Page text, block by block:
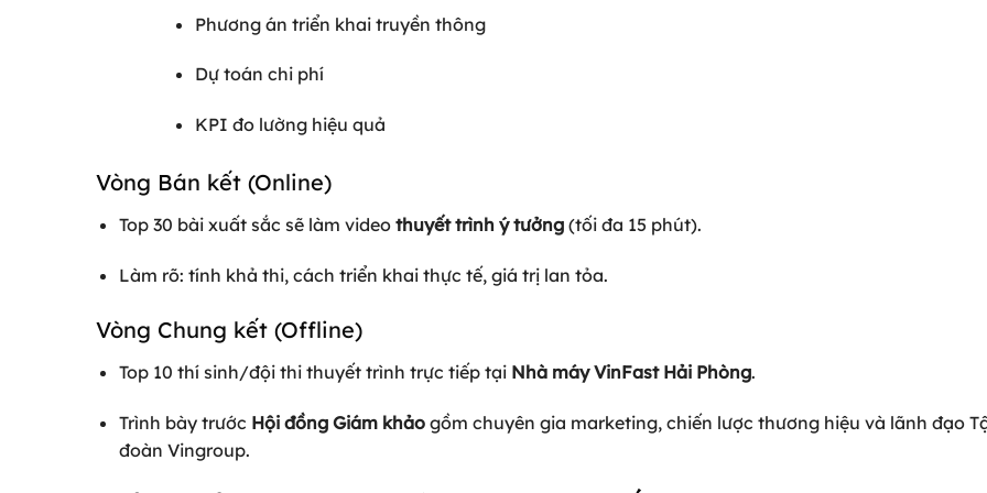
Phương án triển khai truyền thông
Dự toán chi phí
KPI đo lường hiệu quả
Vòng Bán kết (Online)
Top 30 bài xuất sắc sẽ làm video thuyết trình ý tưởng(tối đa 15 phút).
Làm rõ: tính khả thi, cách triển khai thực tế, giá trị lan tỏa.
Vòng Chung kết (Offline)
Top 10 thí sinh/đội thi thuyết trình trực tiếp tại Nhà máy VinFast Hải Phòng.
Trình bày trước Hội đồng Giám khảogồm chuyên gia marketing, chiến lược thương hiệu và lãnh đạo
đoàn Vingroup.